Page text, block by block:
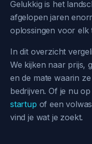
Gelukkig is het
afgelopen jaren
oplossingen voor elk
In dit overzicht
We kijken naar prijs,
en de mate waarin
bedrijven. Of je nu
startup of een
vind je wat je zoekt.